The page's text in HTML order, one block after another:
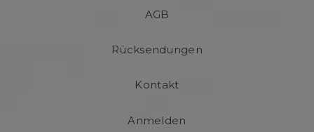
AGB
Rücksendungen
Kontakt
Anmelden